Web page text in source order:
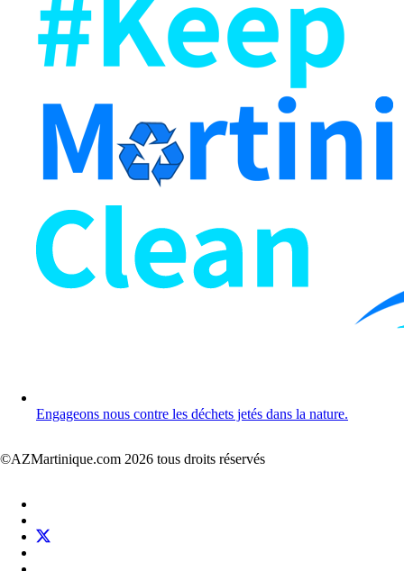
Engageons nous contre les déchets jetés dans la nature.
©AZMartinique.com 2026 tous droits réservés
Social
networks